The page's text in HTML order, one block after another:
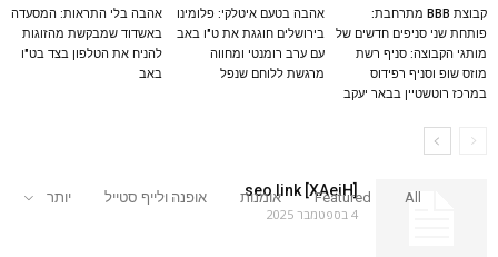
קבוצת BBB מתרחבת:
פותחת שני סניפים חדשים של
מותגי הקבוצה: סניף רשת
מוזס שופ וסניף רפידוס
במרכז רוטשטיין בבאר יעקב
אהבה בטעם איטלקי: פלומינו
בירושלים חוגגת את ט"ו באב
עם ערב רומנטי ומחווה
מרגשת ללוחם שנפל
אהבה בלי התראות: המסעדה
באשדוד שמבקשת מהזוגות
להניח את הטלפון בצד בט"ו
באב
All
Featured אומנות אופנה ולייף סטייל יותר seo link [XAeiH]
4 בספטמבר 2025